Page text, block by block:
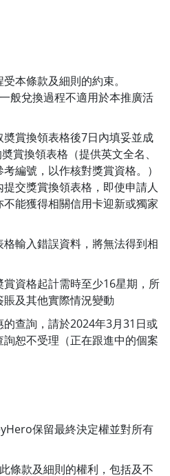
本條款及細則的約束。
般兌換過程不適用於本推廣活
賞換領表格後7日內填妥並成
賞換領表格（提供英文全名、
編號，以作核對獎賞資格。）
交獎賞換領表格，即使申請人
能獲得相關信用卡迎新或獨家
輸入錯誤資料，將無法得到相
資格起計需時至少16星期，所
及其他實際情況變動
查詢，請於2024年3月31日或
恕不受理（正在跟進中的個案
保留最終決定權並對所有
條款及細則的權利，包括及不